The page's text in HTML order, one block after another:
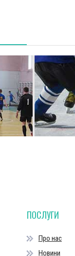
ПОСЛУГИ
Про нас
Новини